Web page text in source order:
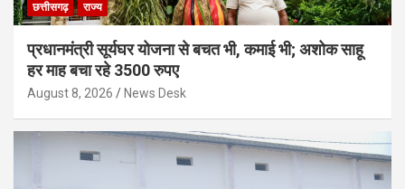
छत्तीसगढ़ राज्य
प्रधानमंत्री सूर्यघर योजना से बचत भी, कमाई भी; अशोक साहू
हर माह बचा रहे 3500 रुपए
August 8, 2026 News Desk